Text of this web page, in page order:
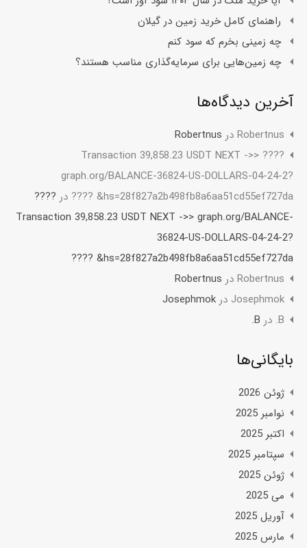
راهنمای کامل خرید زمین در گیلان
چه زمینی بخرم که سود کنم
چه زمین‌هایی برای سرمایه‌گذاری مناسب هستند؟
آخرین دیدگاه‌ها
Robertnus در Robertnus
???? Transaction 39,858.23 USDT NEXT ->>
graph.org/BALANCE-36824-US-DOLLARS-04-24-2?
hs=28f827a2b498fb8a6aa51cd55ef727da& ????
در ????
Transaction 39,858.23 USDT NEXT ->> graph.org/BALANCE-
36824-US-DOLLARS-04-24-2?
hs=28f827a2b498fb8a6aa51cd55ef727da& ????
Robertnus در Robertnus
Josephmok در Josephmok
B. در B.
بایگانی‌ها
ژوئن 2026
نوامبر 2025
اکتبر 2025
سپتامبر 2025
ژوئن 2025
می 2025
آوریل 2025
مارس 2025